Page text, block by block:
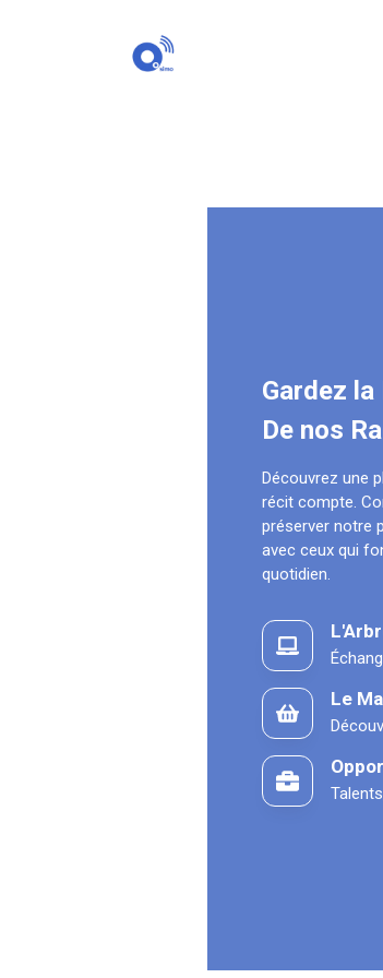
Gardez
De nos
Découvrez une
récit compte.
préserver notre
avec ceux qui
quotidien.
Le